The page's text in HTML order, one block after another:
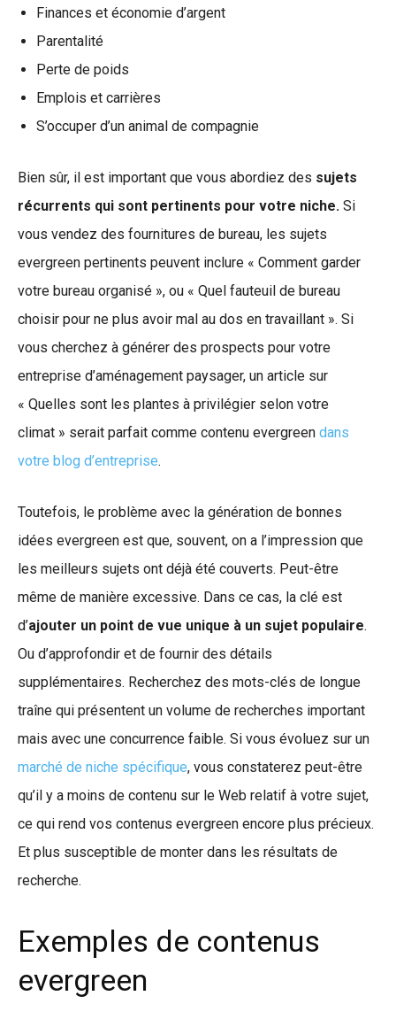
Finances et économie d’argent
Parentalité
Perte de poids
Emplois et carrières
S’occuper d’un animal de compagnie
Bien sûr, il est important que vous abordiez des sujets
récurrents qui sont pertinents pour votre niche. Si
vous vendez des fournitures de bureau, les sujets
evergreen pertinents peuvent inclure « Comment garder
votre bureau organisé », ou « Quel fauteuil de bureau
choisir pour ne plus avoir mal au dos en travaillant ». Si
vous cherchez à générer des prospects pour votre
entreprise d’aménagement paysager, un article sur
« Quelles sont les plantes à privilégier selon votre
climat » serait parfait comme contenu evergreen dans
votre blog d’entreprise.
Toutefois, le problème avec la génération de bonnes
idées evergreen est que, souvent, on a l’impression que
les meilleurs sujets ont déjà été couverts. Peut-être
même de manière excessive. Dans ce cas, la clé est
d’ajouter un point de vue unique à un sujet populaire.
Ou d’approfondir et de fournir des détails
supplémentaires. Recherchez des mots-clés de longue
traîne qui présentent un volume de recherches important
mais avec une concurrence faible. Si vous évoluez sur un
marché de niche spécifique, vous constaterez peut-être
qu’il y a moins de contenu sur le Web relatif à votre sujet,
ce qui rend vos contenus evergreen encore plus précieux.
Et plus susceptible de monter dans les résultats de
recherche.
Exemples de contenus
evergreen